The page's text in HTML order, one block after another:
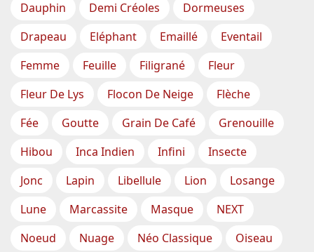
Dauphin
Demi Créoles
Dormeuses
Drapeau
Eléphant Emaillé
Eventail
Femme
Feuille Filigrané
Fleur
Fleur De Lys
Flocon De Neige
Flèche
Fée
Goutte Grain De Café
Grenouille
Hibou
Inca Indien Infini
Insecte
Jonc
Lapin Libellule Lion
Losange
Lune
Marcassite Masque
NEXT
Noeud
Nuage Néo Classique
Oiseau